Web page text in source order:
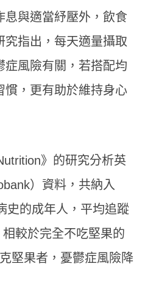
息與適當紓壓外，飲食
究指出，每天適量攝取
症風險有關，若搭配均
慣，更有助於維持身心
》的研究分析英
）資料，共納入
史的成年人，平均追蹤
較於完全不吃堅果的
堅果者，憂鬱症風險降